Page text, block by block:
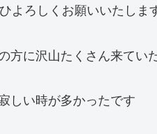
よろしくお願いいたしま
方に沢山たくさん来てい
しい時が多かったです